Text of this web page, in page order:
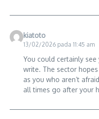
kiatoto
13/02/2026 pada 11:45 am
You could certainly
write. The sector
as you who aren’t
all times go after your